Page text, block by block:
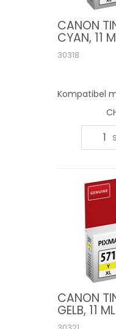
CANON
CYAN, 11
30318
Kompatibel
CANON
GELB, 11 ML